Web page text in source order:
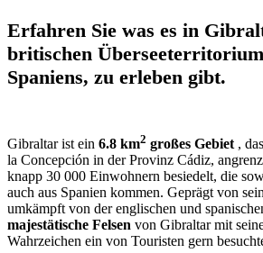
Erfahren Sie was es in
britischen
Spaniens, zu erleben gibt.
Gibraltar ist ein 6.8 km2 großes Gebiet ,
la Concepción in der Provinz Cádiz,
knapp 30 000 Einwohnern besiedelt, die
auch aus Spanien kommen. Geprägt von
umkämpft von der englischen und
majestätische Felsen von Gibraltar mit
Wahrzeichen ein von Touristen gern